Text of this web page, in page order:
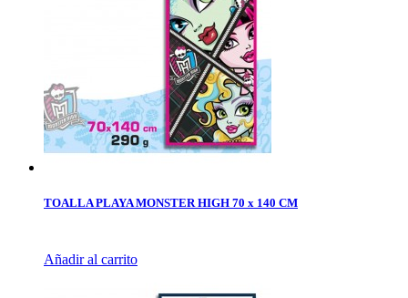
TOALLA PLAYA MONSTER HIGH 70 x 140 CM
Añadir al carrito